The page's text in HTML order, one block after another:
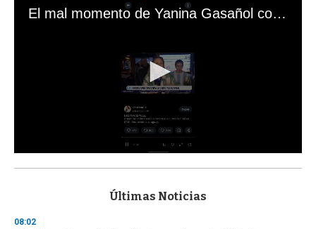
El mal momento de Yanina Gasañol con un hincha argentino en "Subrayado"
s
d
Últimas Noticias
08:02